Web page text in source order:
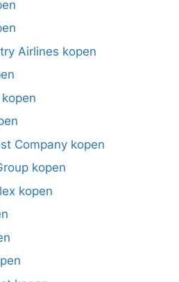
Airlines kopen
Company kopen
kopen
kopen